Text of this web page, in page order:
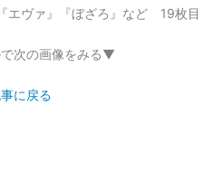
エヴァ』『ぼざろ』など 19枚目
次の画像をみる▼
に戻る